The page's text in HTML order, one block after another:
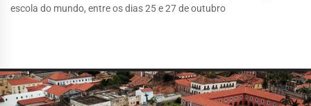
escola do mundo, entre os dias 25 e 27 de outubro